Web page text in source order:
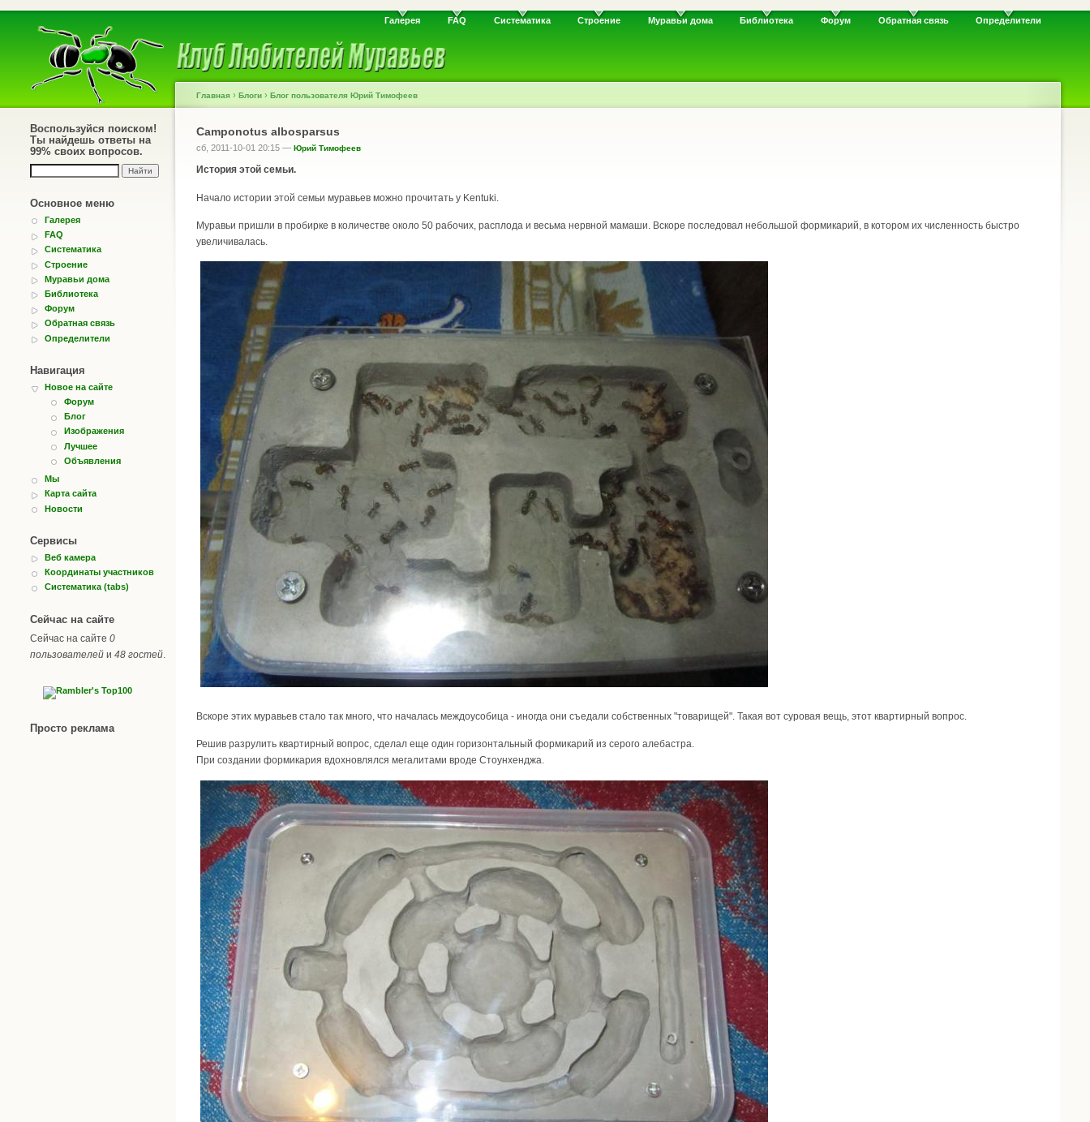
Галерея FAQ Систематика Строение Муравьи дома Библиотека Форум Обратная связь Определители
Воспользуйся поиском!
Ты найдешь ответы на
99% своих вопросов.
Основное меню
Галерея
FAQ
Систематика
Строение
Муравьи дома
Библиотека
Форум
Обратная связь
Определители
Навигация
Новое на сайте
Форум
Блог
Изображения
Лучшее
Объявления
Мы
Карта сайта
Новости
Сервисы
Веб камера
Координаты участников
Систематика (tabs)
Сейчас на сайте
Сейчас на сайте 0
пользователей и 48 гостей
Просто реклама
Главная › Блоги › Блог пользователя Юрий Тимофеев
Camponotus albosparsus
сб, 2011-10-01 20:15 — Юрий Тимофеев
История этой семьи.
Начало истории этой семьи муравьев можно прочитать у Kentuki.
Муравьи пришли в пробирке в количестве около 50 рабочих, расплода и весьма нервной мамаши. Вскоре последовал небольшой формикарий, в котором их численность быстро
увеличивалась.
Вскоре этих муравьев стало так много, что началась междоусобица - иногда они съедали собственных "товарищей". Такая вот суровая вещь, этот квартирный вопрос.
Решив разрулить квартирный вопрос, сделал еще один горизонтальный формикарий из серого алебастра.
При создании формикария вдохновлялся мегалитами вроде Стоунхенджа.